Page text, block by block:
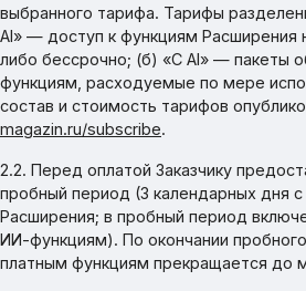
выбранного тарифа. Тарифы
AI» — доступ к функциям Расширения
либо бессрочно; (б) «С AI» — пакеты
функциям, расходуемые по мере
состав и стоимость тарифов
magazin.ru/subscribe.
2.2. Перед оплатой Заказчику
пробный период (3 календарных дня
Расширения; в пробный период
ИИ-функциям). По окончании
платным функциям прекращается до